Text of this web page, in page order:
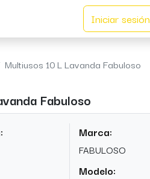
Iniciar sesión
Multiusos 10 L Lavanda Fabuloso
Fabuloso
Marca:
FABULOSO
Modelo: